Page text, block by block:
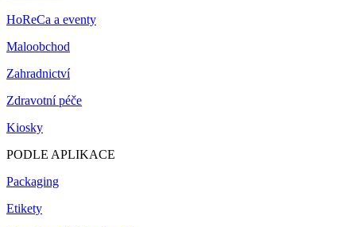
HoReCa a eventy
Maloobchod
Zahradnictví
Zdravotní péče
Kiosky
PODLE APLIKACE
Packaging
Etikety